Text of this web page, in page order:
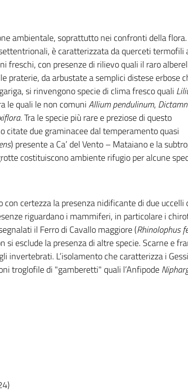
ambientale, soprattutto nei confronti della
è caratterizzata da querceti termofili
freschi, con presenze di rilievo quali il raro
praterie, da arbustate a semplici distese erbose
si rinvengono specie di clima fresco quali
le quali le non comuniAllium pendulinum,
. Tra le specie più rare e preziose di questo
due graminacee dal temperamento quasi
) presente a Ca’ del Vento – Mataiano e la
costituiscono ambiente rifugio per alcune
certezza la presenza nidificante di due
riguardano i mammiferi, in particolare i
il Ferro di Cavallo maggiore (Rhinolophus
si esclude la presenza di altre specie. Scarne e
L’isolamento che caratterizza i
troglofile di "gamberetti" quali l’Anfipode